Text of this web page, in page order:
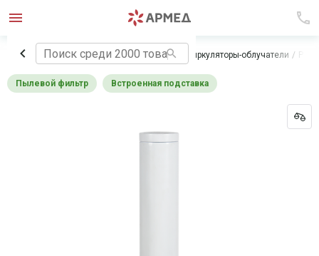
Главная Медицинское оборудование Рециркуляторы-облучатели
Пылевой фильтр Встроенная подставка